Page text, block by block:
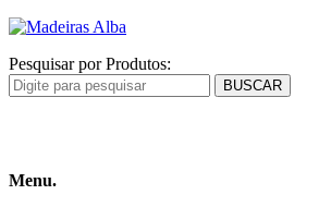
Pesquisar por Produtos:
Menu.